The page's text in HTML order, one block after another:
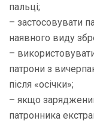
пальці;
– застосовувати
наявного виду
–
патрони з
після «осічки»;
– якщо
патронника